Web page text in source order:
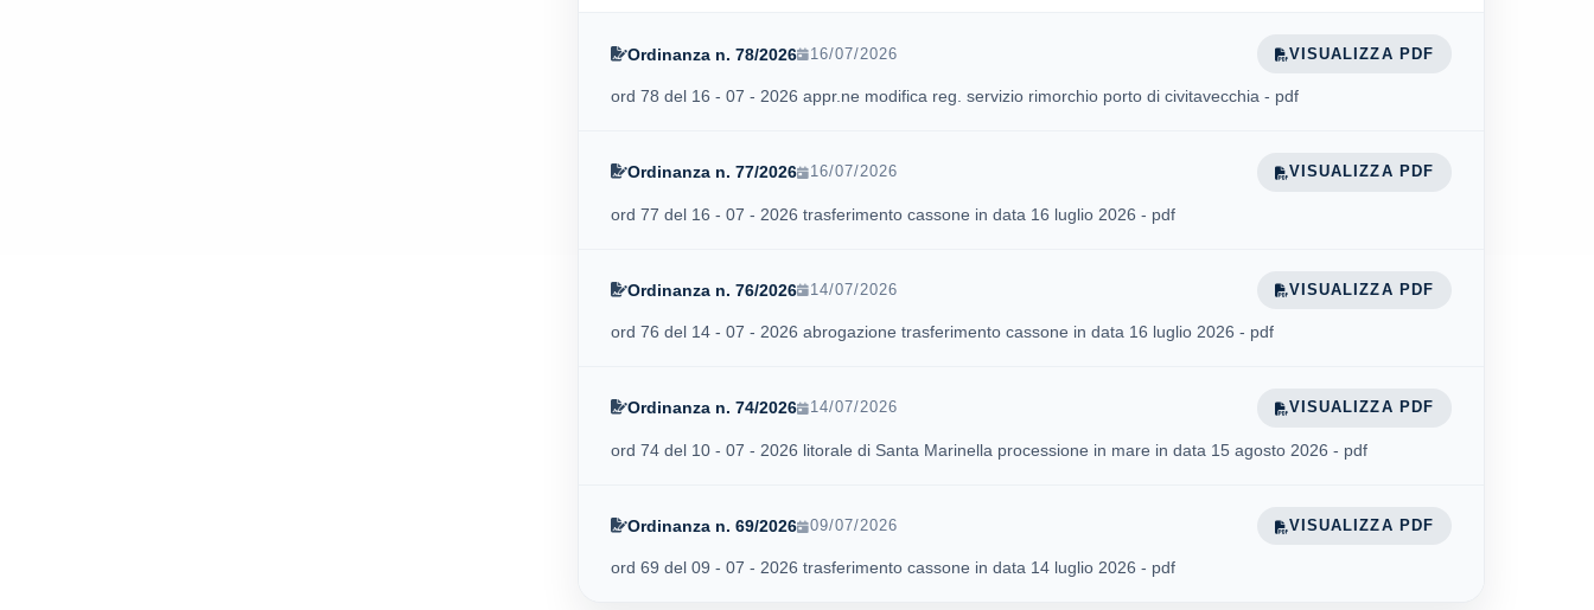
Ordinanza n. 78/2026 16/07/2026 VISUALIZZA PDF
ord 78 del 16 - 07 - 2026 appr.ne modifica reg. servizio rimorchio porto di civitavecchia - pdf
Ordinanza n. 77/2026 16/07/2026 VISUALIZZA PDF
ord 77 del 16 - 07 - 2026 trasferimento cassone in data 16 luglio 2026 - pdf
Ordinanza n. 76/2026 14/07/2026 VISUALIZZA PDF
ord 76 del 14 - 07 - 2026 abrogazione trasferimento cassone in data 16 luglio 2026 - pdf
Ordinanza n. 74/2026 14/07/2026 VISUALIZZA PDF
ord 74 del 10 - 07 - 2026 litorale di Santa Marinella processione in mare in data 15 agosto 2026 - pdf
Ordinanza n. 69/2026 09/07/2026 VISUALIZZA PDF
ord 69 del 09 - 07 - 2026 trasferimento cassone in data 14 luglio 2026 - pdf